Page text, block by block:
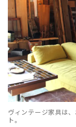
ヴィンテージ家具は
ト。